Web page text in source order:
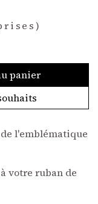
panier
l'emblématique
votre ruban de